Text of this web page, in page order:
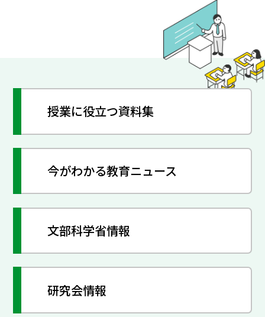
授業に役立つ資料集
今がわかる教育ニュース
文部科学省情報
研究会情報